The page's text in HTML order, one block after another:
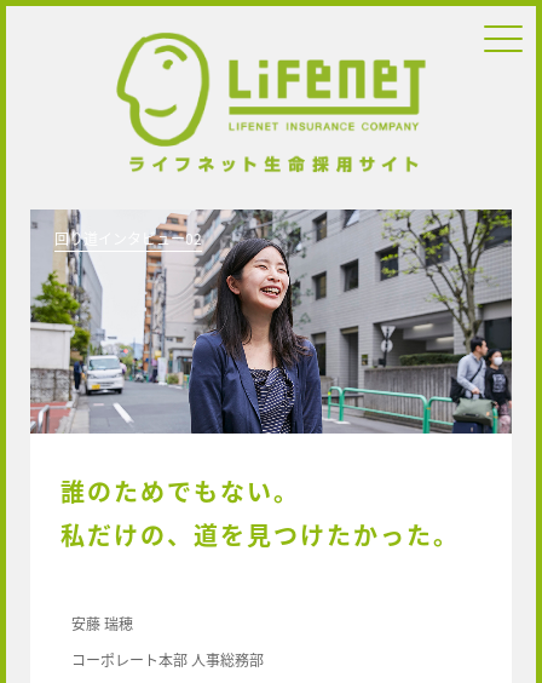
回り道インタビュー02
誰のためでもない。
私だけの、 道を見つけたかった。
安藤 瑞穂
コーポレート本部 人事総務部